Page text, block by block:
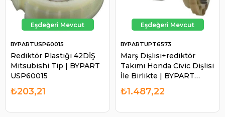
Rediktör Plastiği 42DİŞ
Mitsubishi Tip | BYPART
USP60015
BYPARTUSP60015
₺203,21
Marş Dişlisi+rediktör
Takımı Honda Civic Dişlisi
İle Birlikte | BYPART
UPT6573
BYPARTUPT6573
₺1.487,22